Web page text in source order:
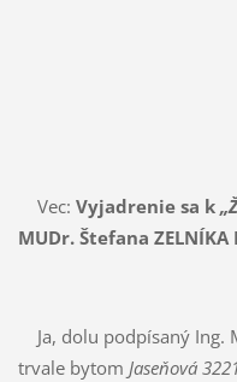
Vec: Vyjadrenie sa k
MUDr. Štefana
Ja, dolu podpísaný Ing.
trvale bytom Jaseňová